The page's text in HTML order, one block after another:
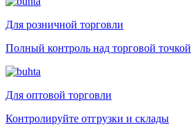
Для розничной торговли
Полный контроль над торговой точкой
Для оптовой торговли
Контролируйте отгрузки и склады